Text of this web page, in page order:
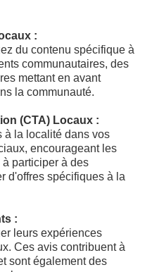
:
du contenu spécifique à
communautaires, des
mettant en avant
la communauté.
(CTA) Locaux :
à la localité dans vos
encourageant les
participer à des
d'offres spécifiques à la
:
leurs expériences
Ces avis contribuent à
sont également des